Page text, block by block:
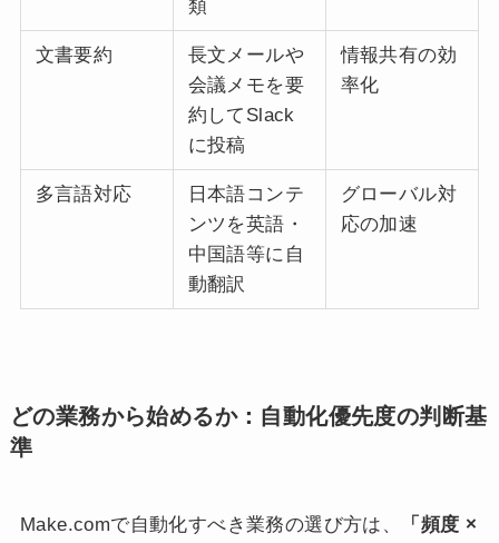
類
文書要約
長文メールや
会議メモを要
約してSlack
に投稿
情報共有の効
率化
多言語対応
日本語コンテ
ンツを英語・
中国語等に自
動翻訳
グローバル対
応の加速
どの業務から始めるか：自動化優先度の判断基
準
Make.comで自動化すべき業務の選び方は、
「頻度 ×